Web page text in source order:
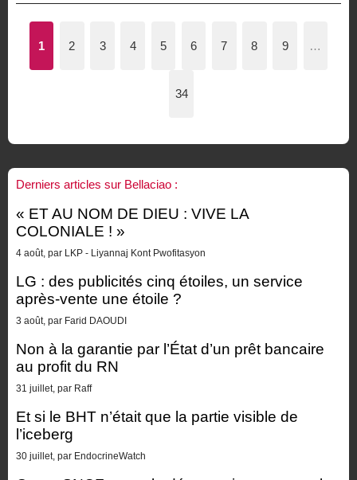
1 2 3 4 5 6 7 8 9 …
34
Derniers articles sur Bellaciao :
« ET AU NOM DE DIEU : VIVE LA
COLONIALE ! »
4 août, par LKP - Liyannaj Kont Pwofitasyon
LG : des publicités cinq étoiles, un service
après-vente une étoile ?
3 août, par Farid DAOUDI
Non à la garantie par l’État d’un prêt bancaire
au profit du RN
31 juillet, par Raff
Et si le BHT n’était que la partie visible de
l’iceberg
30 juillet, par EndocrineWatch